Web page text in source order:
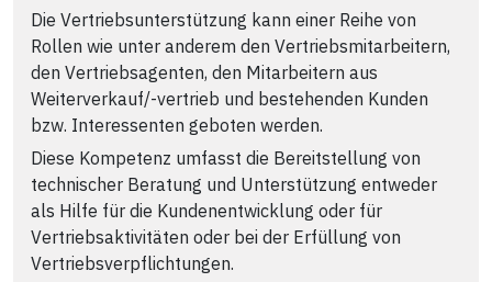
Die Vertriebsunterstützung kann einer Reihe von
Rollen wie unter anderem den Vertriebsmitarbeitern,
den Vertriebsagenten, den Mitarbeitern aus
Weiterverkauf/‑vertrieb und bestehenden Kunden
bzw. Interessenten geboten werden.
Diese Kompetenz umfasst die Bereitstellung von
technischer Beratung und Unterstützung entweder
als Hilfe für die Kundenentwicklung oder für
Vertriebsaktivitäten oder bei der Erfüllung von
Vertriebsverpflichtungen.